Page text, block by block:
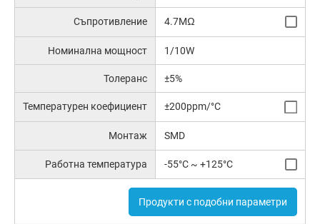
Съпротивление 4.7MΩ
Номинална мощност 1/10W
Толеранс ±5%
Температурен коефициент ±200ppm/°C
Монтаж SMD
Работна температура -55°C ~ +125°C
Продукти с подобни параметри